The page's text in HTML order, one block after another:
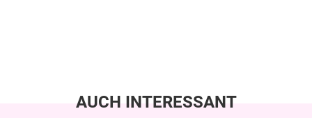
AUCH INTERESSANT